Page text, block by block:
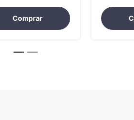
(Atencion
Comprar
en